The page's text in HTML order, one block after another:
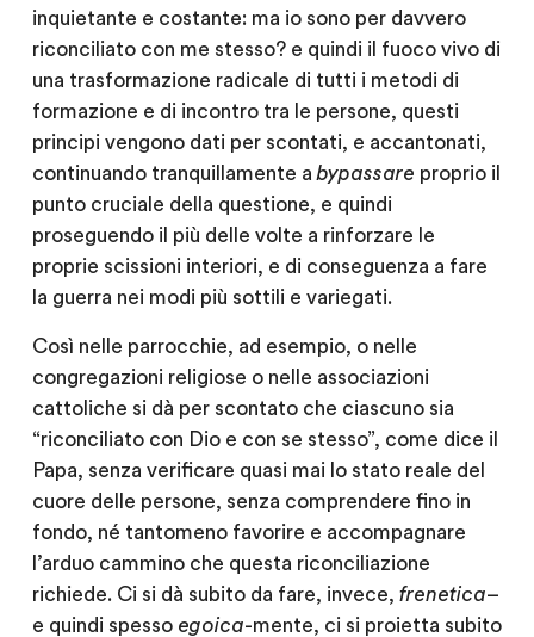
inquietante e costante: ma io sono per davvero
riconciliato con me stesso? e quindi il fuoco vivo di
una trasformazione radicale di tutti i metodi di
formazione e di incontro tra le persone, questi
principi vengono dati per scontati, e accantonati,
continuando tranquillamente abypassare proprio il
punto cruciale della questione, e quindi
proseguendo il più delle volte a rinforzare le
proprie scissioni interiori, e di conseguenza a fare
la guerra nei modi più sottili e variegati.
Così nelle parrocchie, ad esempio, o nelle
congregazioni religiose o nelle associazioni
cattoliche si dà per scontato che ciascuno sia
“riconciliato con Dio e con se stesso”, come dice il
Papa, senza verificare quasi mai lo stato reale del
cuore delle persone, senza comprendere fino in
fondo, né tantomeno favorire e accompagnare
l’arduo cammino che questa riconciliazione
richiede. Ci si dà subito da fare, invece, frenetica–
e quindi spesso egoica-mente, ci si proietta subito